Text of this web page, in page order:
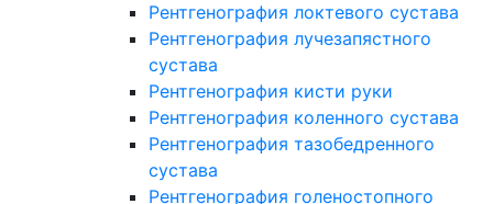
Рентгенография локтевого сустава
Рентгенография лучезапястного
сустава
Рентгенография кисти руки
Рентгенография коленного сустава
Рентгенография тазобедренного
сустава
Рентгенография голеностопного